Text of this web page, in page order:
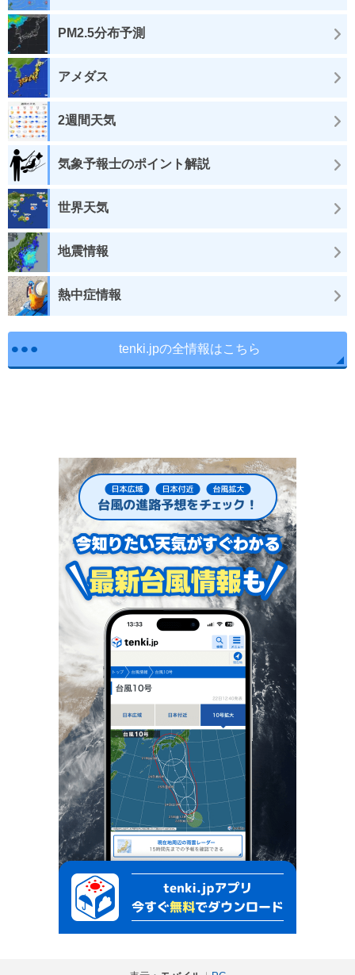
PM2.5分布予測
アメダス
2週間天気
気象予報士のポイント解説
世界天気
地震情報
熱中症情報
tenki.jpの全情報はこちら